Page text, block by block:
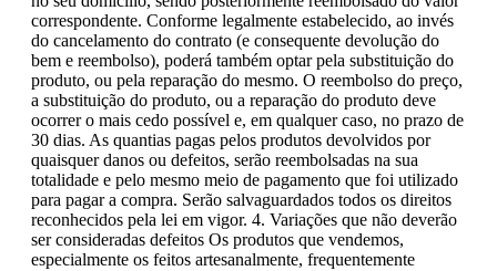
correspondente. Conforme legalmente estabelecido, ao invés
do cancelamento do contrato (e consequente devolução do
bem e reembolso), poderá também optar pela substituição do
produto, ou pela reparação do mesmo. O reembolso do preço,
a substituição do produto, ou a reparação do produto deve
ocorrer o mais cedo possível e, em qualquer caso, no prazo de
30 dias. As quantias pagas pelos produtos devolvidos por
quaisquer danos ou defeitos, serão reembolsadas na sua
totalidade e pelo mesmo meio de pagamento que foi utilizado
para pagar a compra. Serão salvaguardados todos os direitos
reconhecidos pela lei em vigor. 4. Variações que não deverão
ser consideradas defeitos Os produtos que vendemos,
especialmente os feitos artesanalmente, frequentemente